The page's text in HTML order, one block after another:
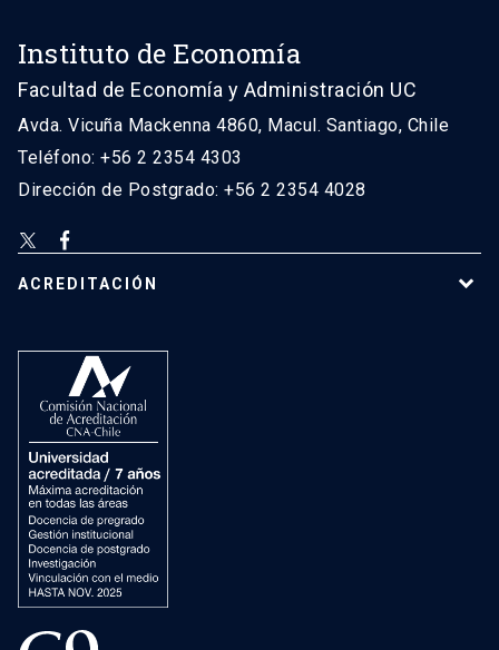
Instituto de Economía
Facultad de Economía y Administración UC
Avda. Vicuña Mackenna 4860, Macul. Santiago, Chile
Teléfono: +56 2 2354 4303
Dirección de Postgrado: +56 2 2354 4028
ACREDITACIÓN